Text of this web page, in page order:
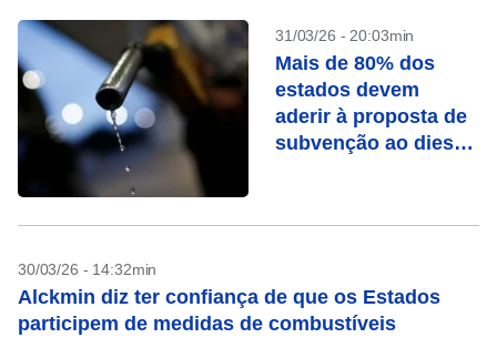
31/03/26 - 20:03min
Mais de 80% dos
estados devem
aderir à proposta de
subvenção ao diesel,
30/03/26 - 14:32min
Alckmin diz ter confiança de que os Estados
participem de medidas de combustíveis